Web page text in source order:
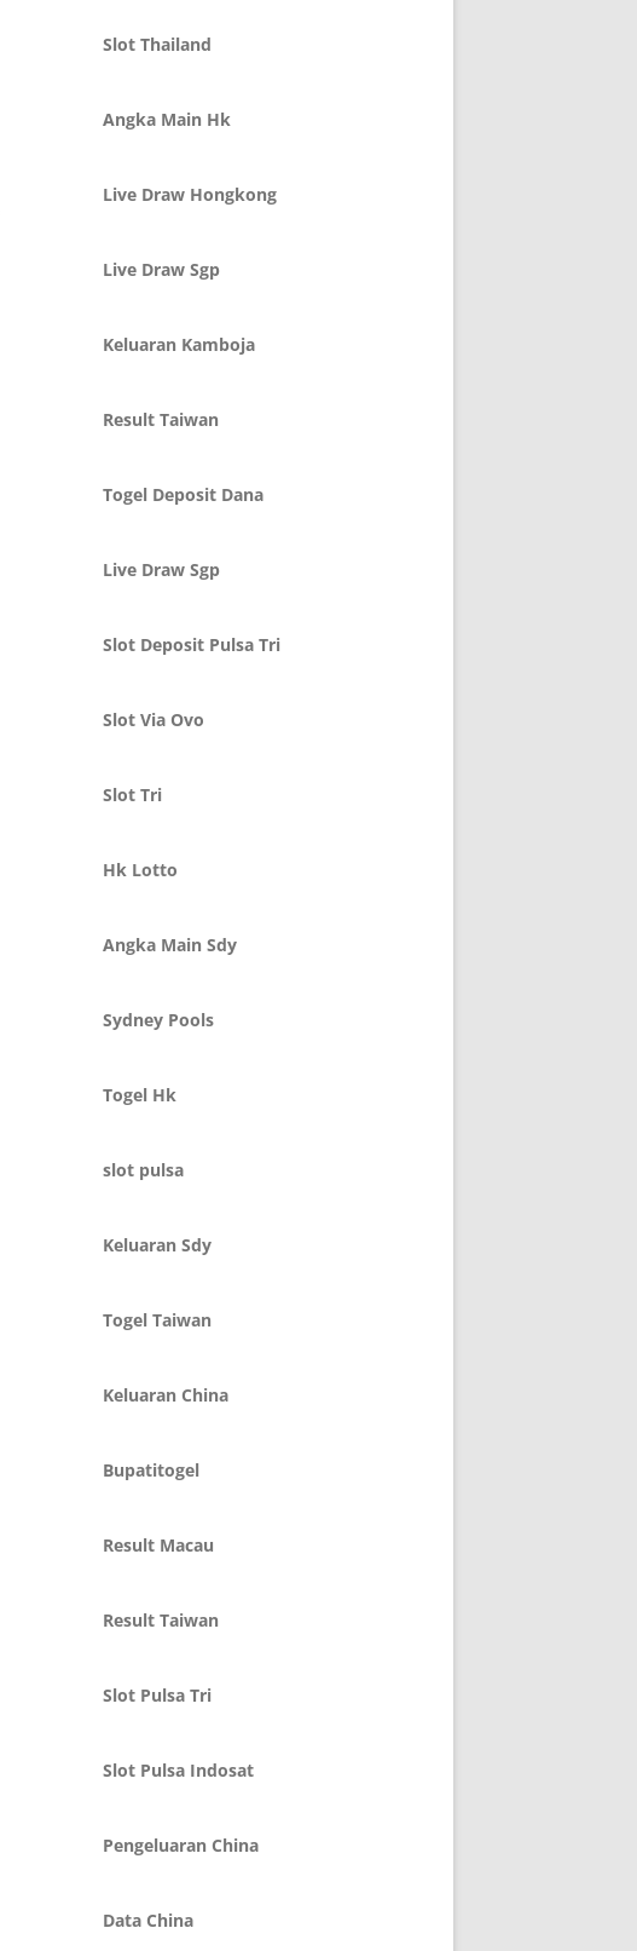
Slot Thailand
Angka Main Hk
Live Draw Hongkong
Live Draw Sgp
Keluaran Kamboja
Result Taiwan
Togel Deposit Dana
Live Draw Sgp
Slot Deposit Pulsa Tri
Slot Via Ovo
Slot Tri
Hk Lotto
Angka Main Sdy
Sydney Pools
Togel Hk
slot pulsa
Keluaran Sdy
Togel Taiwan
Keluaran China
Bupatitogel
Result Macau
Result Taiwan
Slot Pulsa Tri
Slot Pulsa Indosat
Pengeluaran China
Data China